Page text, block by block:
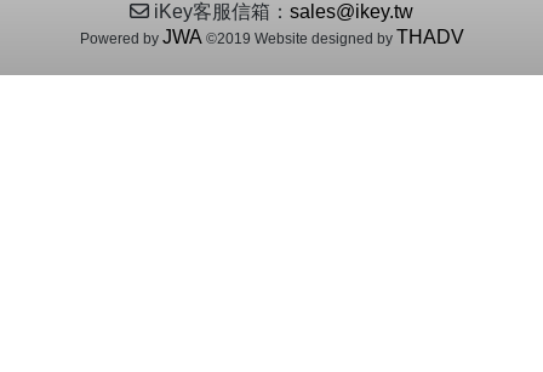
iKey客服信箱： sales@ikey.tw
Powered by JWA©2019 Website designed by THADV